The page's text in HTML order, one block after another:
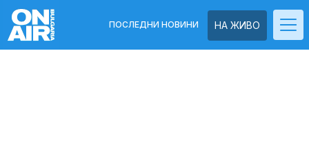
НА ЖИВО
ПОСЛЕДНИ НОВИНИ